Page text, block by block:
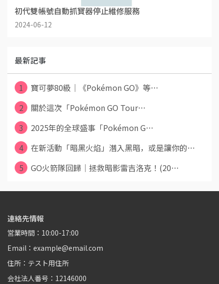
初代雙帳號自動抓寶器停止維修服務
2024-06-12
最新記事
1
寶可夢80級｜《Pokémon GO》等⋯
2
關於這次「Pokémon GO Tour⋯
3
2025年的全球盛事「Pokémon G⋯
4
在新活動「暗黑火焰」潛入黑暗，或是讓你的⋯
5
GO火箭隊回歸｜拯救暗影雷吉洛克！(20⋯
連絡先情報
営業時間：10:00-17:00
Email：example@email.com
住所：テスト用住所
会社法人番号：12146000